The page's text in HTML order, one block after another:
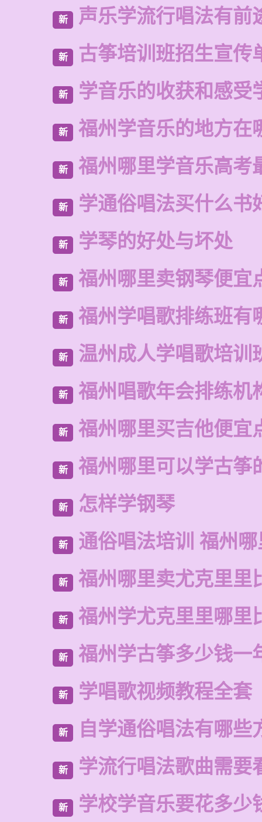
新 声乐学流行唱法有前
新 古筝培训班招生宣传
新 学音乐的收获和感受
新 福州学音乐的地方在
新 福州哪里学音乐高考
新 学通俗唱法买什么书
新 学琴的好处与坏处
新 福州哪里卖钢琴便宜
新 福州学唱歌排练班有
新 温州成人学唱歌培训
新 福州唱歌年会排练机
新 福州哪里买吉他便宜
新 福州哪里可以学古筝
新 怎样学钢琴
新 通俗唱法培训 福州
新 福州哪里卖尤克里里
新 福州学尤克里里哪里
新 福州学古筝多少钱一
新 学唱歌视频教程全套
新 自学通俗唱法有哪些
新 学流行唱法歌曲需要
新 学校学音乐要花多少